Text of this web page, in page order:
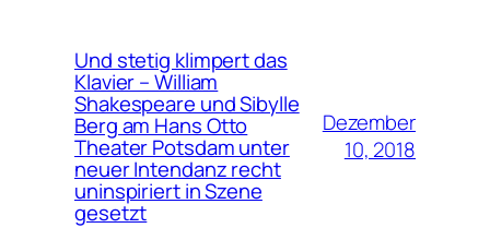
Und stetig klimpert das
Klavier – William
Shakespeare und Sibylle
Berg am Hans Otto
Theater Potsdam unter
neuer Intendanz recht
uninspiriert in Szene
gesetzt
Dezember
10, 2018